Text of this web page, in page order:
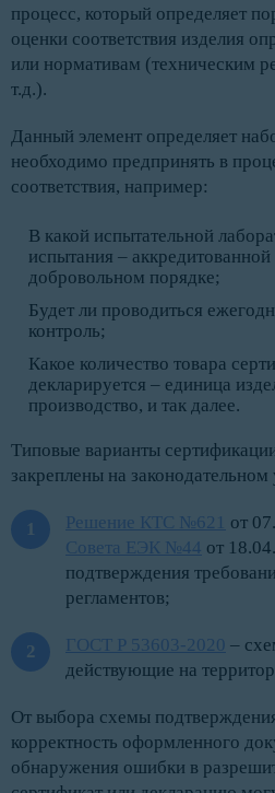
процесс, который определяет
оценки соответствия изделия
или нормативам (техническим
т.д.).
Данный элемент определяет
необходимо предпринять в
соответствия, например:
В какой испытательной
испытания –
добровольном порядке;
Будет ли проводиться
контроль;
Какое количество товара
декларируется – единица
производство, и так далее.
Типовые варианты
закреплены на законодательном
Решение КТС №621 от
Совета ЕЭК №44 от
подтверждения
регламентов;
ГОСТ Р 53603-2020 –
действующие на
От выбора схемы
корректность оформленного
обнаружения ошибки в